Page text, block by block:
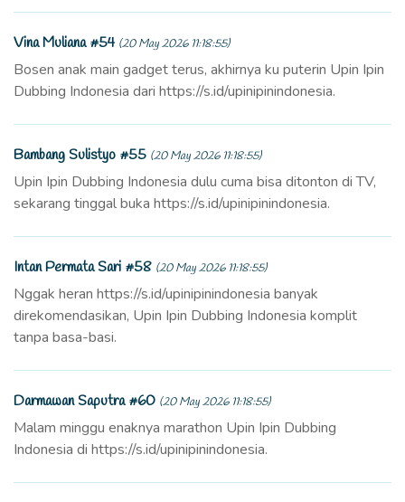
Vina Muliana #54 (20 May 2026 11:18:55)
Bosen anak main gadget terus, akhirnya ku puterin Upin Ipin
Dubbing Indonesia dari https://s.id/upinipinindonesia.
Bambang Sulistyo #55 (20 May 2026 11:18:55)
Upin Ipin Dubbing Indonesia dulu cuma bisa ditonton di TV,
sekarang tinggal buka https://s.id/upinipinindonesia.
Intan Permata Sari #58 (20 May 2026 11:18:55)
Nggak heran https://s.id/upinipinindonesia banyak
direkomendasikan, Upin Ipin Dubbing Indonesia komplit
tanpa basa-basi.
Darmawan Saputra #60 (20 May 2026 11:18:55)
Malam minggu enaknya marathon Upin Ipin Dubbing
Indonesia di https://s.id/upinipinindonesia.